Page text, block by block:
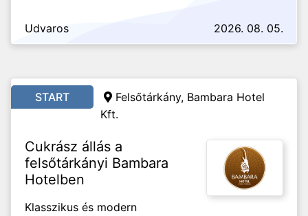
Udvaros 2026. 08. 05.
START
Felsőtárkány, Bambara Hotel
Kft.
Cukrász állás a
felsőtárkányi Bambara
Hotelben
Klasszikus és modern